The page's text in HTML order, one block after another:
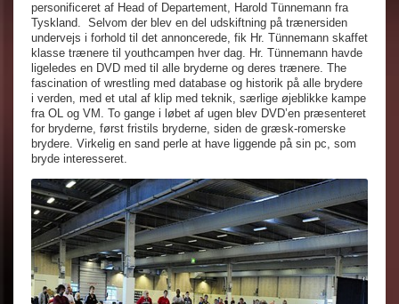
personificeret af Head of Departement, Harold Tünnemann fra
Tyskland. Selvom der blev en del udskiftning på trænersiden
undervejs i forhold til det annoncerede, fik Hr. Tünnemann skaffet
klasse trænere til youthcampen hver dag. Hr. Tünnemann havde
ligeledes en DVD med til alle bryderne og deres trænere. The
fascination of wrestling med database og historik på alle brydere
i verden, med et utal af klip med teknik, særlige øjeblikke kampe
fra OL og VM. To gange i løbet af ugen blev DVD’en præsenteret
for bryderne, først fristils bryderne, siden de græsk-romerske
brydere. Virkelig en sand perle at have liggende på sin pc, som
bryde interesseret.